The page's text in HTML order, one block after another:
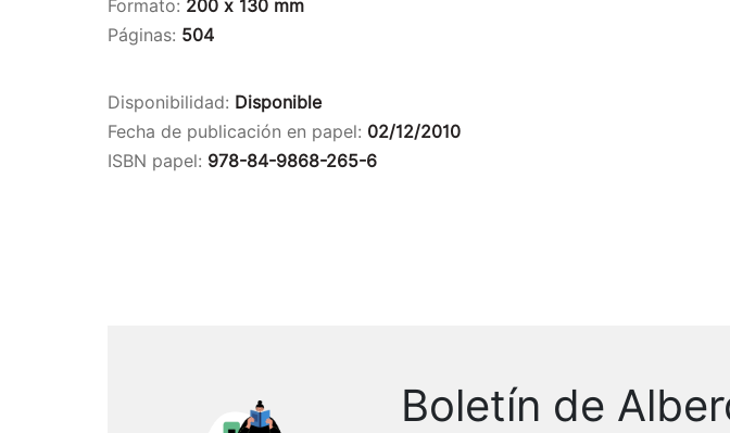
Formato: 200 x 130 mm
Páginas: 504
Disponibilidad: Disponible
Fecha de publicación en papel: 02/12/2010
ISBN papel: 978-84-9868-265-6
Boletín de